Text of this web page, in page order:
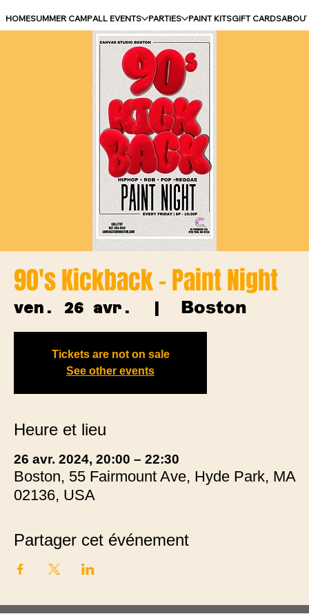
HOMESUMMER CAMPALL EVENTS PARTIES PAINT KITSGIFT CARDS
90's Kickback - Paint Night
ven. 26 avr.
  |
Boston
Tickets are not on sale
See other events
Heure et lieu
26 avr. 2024, 20:00 – 22:30
Boston, 55 Fairmount Ave, Hyde Park, MA
02136, USA
Partager cet événement